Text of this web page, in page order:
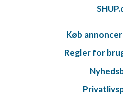
Køb
Regler for